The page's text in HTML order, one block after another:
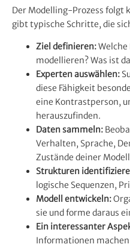
Der Modelling-Prozess folgt
gibt typische Schritte, die
Ziel definieren:
modellieren? Was ist
Experten auswählen:
diese Fähigkeit
eine Kontrastperson,
herauszufinden.
Daten sammeln:
Verhalten, Sprache,
Zustände deiner
Strukturen
logische Sequenzen,
Modell entwickeln:
sie und forme daraus
Ein interessanter
Informationen